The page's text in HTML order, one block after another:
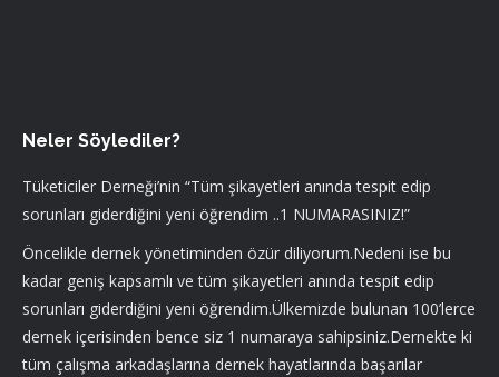
Neler Söylediler?
Tüketiciler Derneği’nin “Tüm şikayetleri anında tespit edip
sorunları giderdiğini yeni öğrendim ..1 NUMARASINIZ!”
Öncelikle dernek yönetiminden özür diliyorum.Nedeni ise bu
kadar geniş kapsamlı ve tüm şikayetleri anında tespit edip
sorunları giderdiğini yeni öğrendim.Ülkemizde bulunan 100’lerce
dernek içerisinden bence siz 1 numaraya sahipsiniz.Dernekte ki
tüm çalışma arkadaşlarına dernek hayatlarında başarılar